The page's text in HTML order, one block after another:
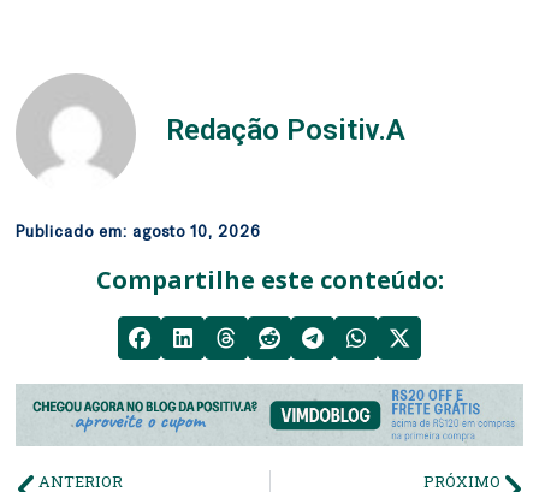
Redação Positiv.A
Publicado em:agosto 10, 2026
Compartilhe este conteúdo:
ANTERIOR PRÓXIMO